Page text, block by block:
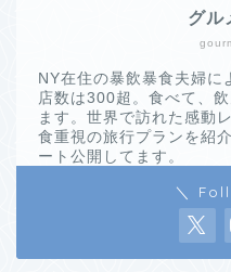
グル
NY在住の暴飲暴食夫婦に
店数は300超。食べて、
ます。世界で訪れた感動
食重視の旅行プランを紹
ート公開してます。
＼